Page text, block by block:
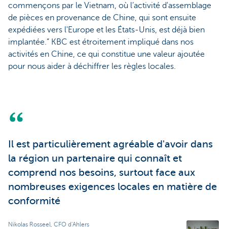
commençons par le Vietnam, où l’activité d'assemblage
de pièces en provenance de Chine, qui sont ensuite
expédiées vers l'Europe et les États-Unis, est déjà bien
implantée.” KBC est étroitement impliqué dans nos
activités en Chine, ce qui constitue une valeur ajoutée
pour nous aider à déchiffrer les règles locales.
Il est particulièrement agréable d'avoir dans
la région un partenaire qui connaît et
comprend nos besoins, surtout face aux
nombreuses exigences locales en matière de
conformité
Nikolas Rosseel, CFO d'Ahlers